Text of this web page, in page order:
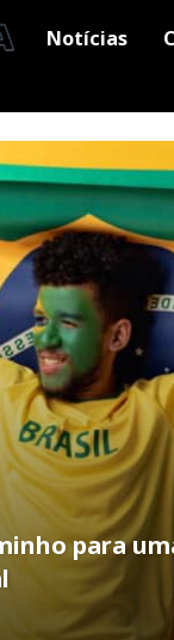
Notícias
para